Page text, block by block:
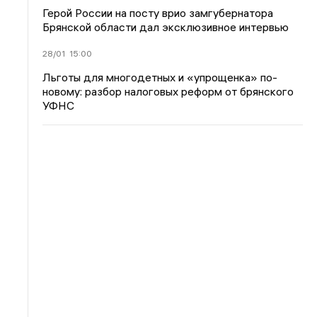
Герой России на посту врио замгубернатора
Брянской области дал эксклюзивное интервью
28/01 15:00
Льготы для многодетных и «упрощенка» по-
новому: разбор налоговых реформ от брянского
УФНС